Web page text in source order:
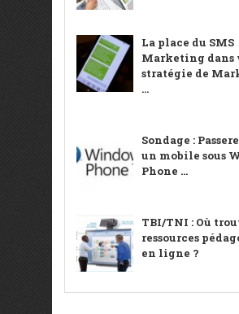
La place du SMS
Marketing dans
stratégie de
...
Sondage :
un mobile sous
Phone ...
TBI/TNI : Où
ressources
en ligne ?